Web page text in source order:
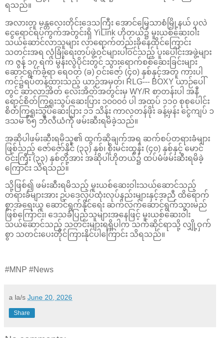
ရသည်။
အလားတူ မန္တလေးတိုင်းဒေသကြီး အောင်မြေသာစံမြို့နယ် ပုလဲ
ငွေရောင်ရပ်ကွက်အတွင်းရှိ YiLink ဟိုတယ်၌ မူးယစ်ဆေးဝါး
သယ်ဆောင်လာသူများ လာရောက်တည်းခိုနေထိုင်ကြောင်း
သတင်းအရ လုံခြုံရေးတပ်ဖွဲ့ဝင်များပါဝင်သည့် ပူးပေါင်းအဖွဲ့များ
က ဇွန် ၁၇ ရက် မွန်းလွဲပိုင်းတွင် သွားရောက်စစ်ဆေးခြင်းများ
ဆောင်ရွက်ခဲ့ရာ ရေဝတ (ခ) ဝင်းဇော် (၄၀) နှစ်နှင့်အတူ ကားပါ
ကင်၌ရပ်တန့်ထားသည့် ယာဉ်အမှတ်၊ RLG--- BOXY ယာဉ်ပေါ်
တွင် ဆာလာအိတ် လေးအိတ်အတွင်းမှ WY/R စာတန်းပါ အနီ
ရောင်စိတ်ကြွရူးသွပ်ဆေးပြား ၁၀၀၀၀ ပါ အထုပ် ၁၁၀ စုစုပေါင်း
စိတ်ကြွရူးသွပ်ဆေးပြား ၁၁ သိန်း ကာလတန်ဖိုး ခန့်မှန်း ငွေကျပ် ၁
ဒသမ ၆၅ ဘီလီယံကို ဖမ်းဆီးရမိခဲ့သည်။
အဆိုပါဖမ်းဆီးရမိသူ၏ ထွက်ဆိုချက်အရ ဆက်စပ်တရားခံများ
ဖြစ်သည့် ဇော်ဇော်နိုင် (၃၃) နှစ်၊ စိုးမင်းထွန်း (၄၀) နှစ်နှင့် မောင်
ဝင်းကြီး (၃၃) နှစ်တို့အား အဆိုပါဟိုတယ်၌ ထပ်မံဖမ်းဆီးရမိခဲ့
ကြောင်း သိရသည်။
သို့ဖြစ်၍ ဖမ်းဆီးရမိသည့် မူးယစ်ဆေးဝါးသယ်ဆောင်သည့်
တရားခံများအား ဥပဒေလုပ်ထုံးလုပ်နည်းများနှင့်အညီ ထိရောက်
စွာအရေးယူ ဆောင်ရွက်နိုင်ရေး ဆက်လက်ဆောင်ရွက်သွားမည်
ဖြစ်ကြောင်း၊ ဒေသခံပြည်သူများအနေဖြင့် မူးယစ်ဆေးဝါး
သယ်ဆောင်သည့် သတင်းများရရှိပါက သက်ဆိုင်ရာသို့ လျှို့ဝှက်
စွာ သတင်းပေးတိုင်ကြားနိုင်ပါကြောင်း သိရသည်။
#MNP #News
a la/s June 20, 2026
Share